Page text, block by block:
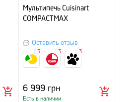
Мультипечь Cuisinart
COMPACTMAX
Оставить отзыв
6 999 грн
Есть в наличии
3 3 3